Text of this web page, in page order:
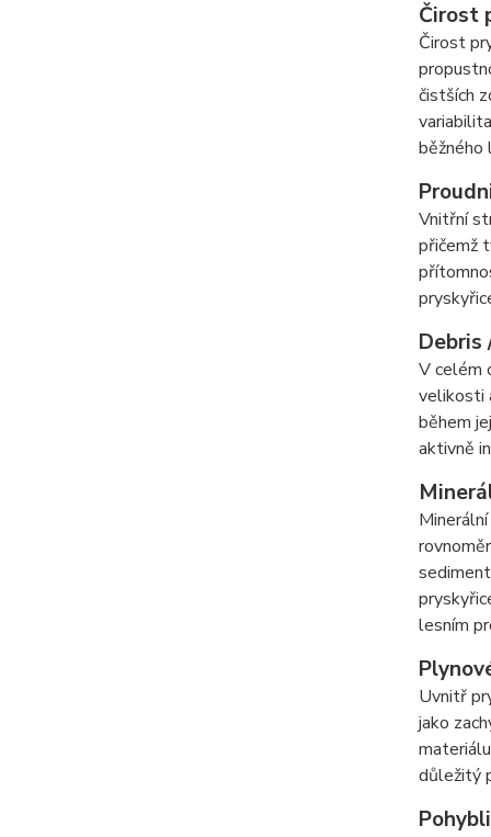
Čirost
Čirost
čistších
běžného
Vnitřní
přičemž
Debris
V celém
velikosti
během
aktivně
lesním
Uvnitř
jako
důležitý